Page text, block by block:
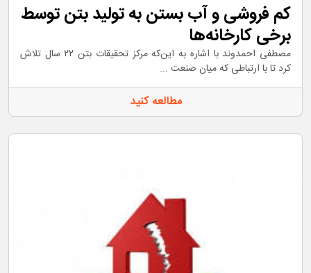
کم فروشی و آب بستن به تولید بتن توسط
برخی کارخانه‌ها
مصطفی احمدوند با‌ اشاره به این‌که مرکز تحقیقات بتن ۲۲ سال تلاش
کر‌د تا با‌ ارتباطی که میان صنعت ...
مطالعه کنید